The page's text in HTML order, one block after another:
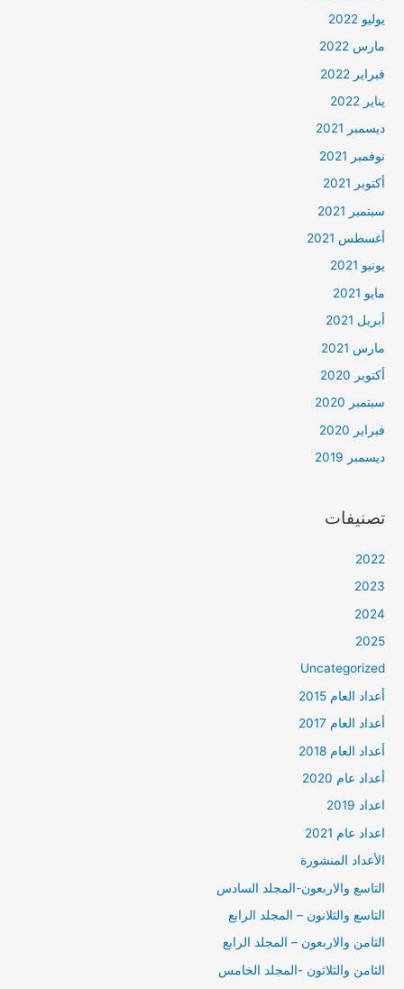
يوليو 2022
مارس 2022
فبراير 2022
يناير 2022
ديسمبر 2021
نوفمبر 2021
أكتوبر 2021
سبتمبر 2021
أغسطس 2021
يونيو 2021
مايو 2021
أبريل 2021
مارس 2021
أكتوبر 2020
سبتمبر 2020
فبراير 2020
ديسمبر 2019
تصنيفات
2022
2023
2024
2025
Uncategorized
أعداد العام 2015
أعداد العام 2017
أعداد العام 2018
أعداد عام 2020
اعداد 2019
اعداد عام 2021
الأعداد المنشورة
التاسع والاربعون-المجلد السادس
التاسع والثلانون – المجلد الرابع
الثامن والاربعون – المجلد الرابع
الثامن والثلاثون -المجلد الخامس